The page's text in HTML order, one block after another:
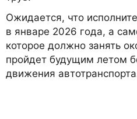
Ожидается, что
в январе 2026 года, а
которое должно занять
пройдет будущим летом
движения